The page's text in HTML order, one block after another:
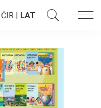
ĆIR | LAT